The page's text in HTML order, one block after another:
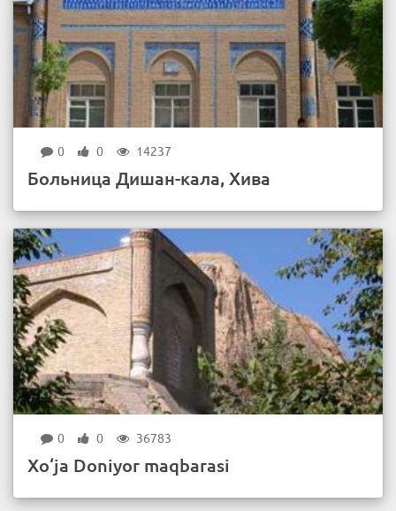
0 0 14237
Больница Дишан-кала, Хива
0 0 36783
Xo‘ja Doniyor maqbarasi